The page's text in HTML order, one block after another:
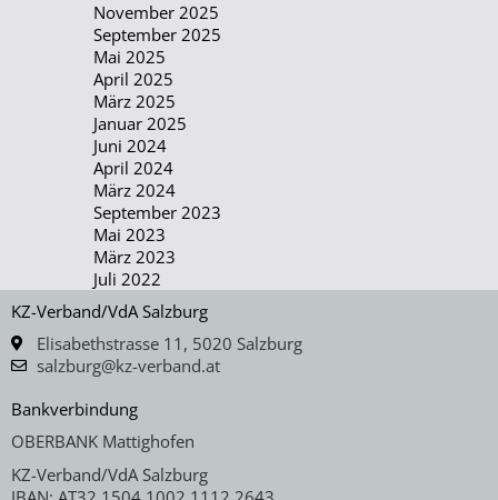
November 2025
September 2025
Mai 2025
April 2025
März 2025
Januar 2025
Juni 2024
April 2024
März 2024
September 2023
Mai 2023
März 2023
Juli 2022
KZ-Verband/VdA Salzburg
Elisabethstrasse 11, 5020 Salzburg
salzburg@kz-verband.at
Bankverbindung
OBERBANK Mattighofen
KZ-Verband/VdA Salzburg